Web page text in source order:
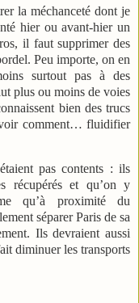
la méchanceté dont je
hier ou avant-hier un
il faut supprimer des
Peu importe, on en
surtout pas à des
plus ou moins de voies
bien des trucs
comment… fluidifier
pas contents : ils
récupérés et qu’on y
qu’à proximité du
séparer Paris de sa
Ils devraient aussi
diminuer les transports